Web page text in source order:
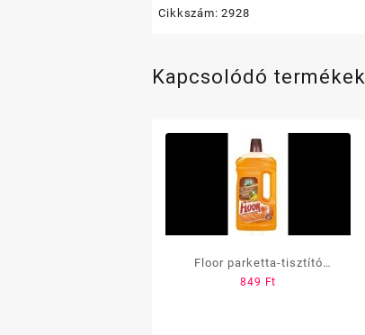
Cikkszám:2928
Kapcsolódó termékek
Floor parketta-tisztító
narancsolajjal 1 L-es
849 Ft